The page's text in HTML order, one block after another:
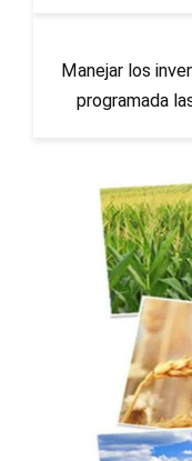
Manejar los
programada